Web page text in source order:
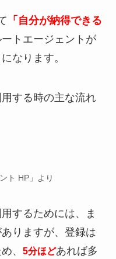
「自分が納得できる
トエージェントが
なります。
する時の主な流れ
ト HP」より
するためには、ま
りますが、登録は
、 5分ほどあれば多